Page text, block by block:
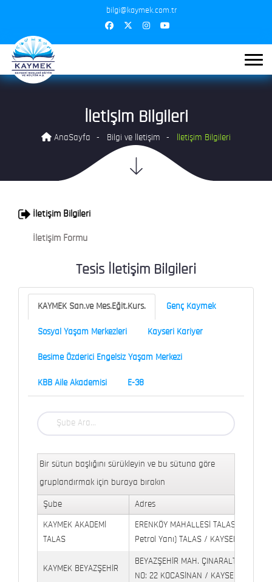
bilgi@kaymek.com.tr
İletişim Bilgileri
AnaSayfa Bilgi ve İletişim İletişim Bilgileri
İletişim Bilgileri
İletişim Formu
Tesis İletişim Bilgileri
KAYMEK San.ve Mes.Eğit.Kurs. Genç Kaymek
Sosyal Yaşam Merkezleri Kayseri Kariyer
Besime Özderici Engelsiz Yaşam Merkezi
KBB Aile Akademisi E-38
Bir sütun başlığını sürükleyin ve bu sütuna göre
gruplandırmak için buraya bırakın
Şube Adres
KAYMEK AKADEMİ
TALAS
ERENKÖY MAHALLESİ TALAS
Petrol Yanı) TALAS / KAYSERİ
KAYMEK BEYAZŞEHİR
BEYAZŞEHİR MAH. ÇINARALTI
NO: 22 KOCASİNAN / KAYSERİ